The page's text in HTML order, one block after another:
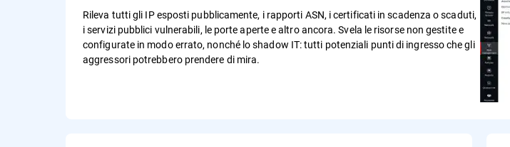
Rileva tutti gli IP esposti pubblicamente, i rapporti ASN, i certificati in scadenza o scaduti,
i servizi pubblici vulnerabili, le porte aperte e altro ancora. Svela le risorse non gestite e
configurate in modo errato, nonché lo shadow IT: tutti potenziali punti di ingresso che gli
aggressori potrebbero prendere di mira.